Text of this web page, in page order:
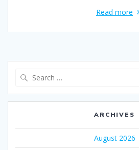
Read more
ARCHIVES
August 2026